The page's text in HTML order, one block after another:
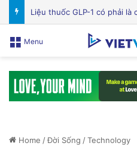
Menu
Home /Đời Sống /Technology